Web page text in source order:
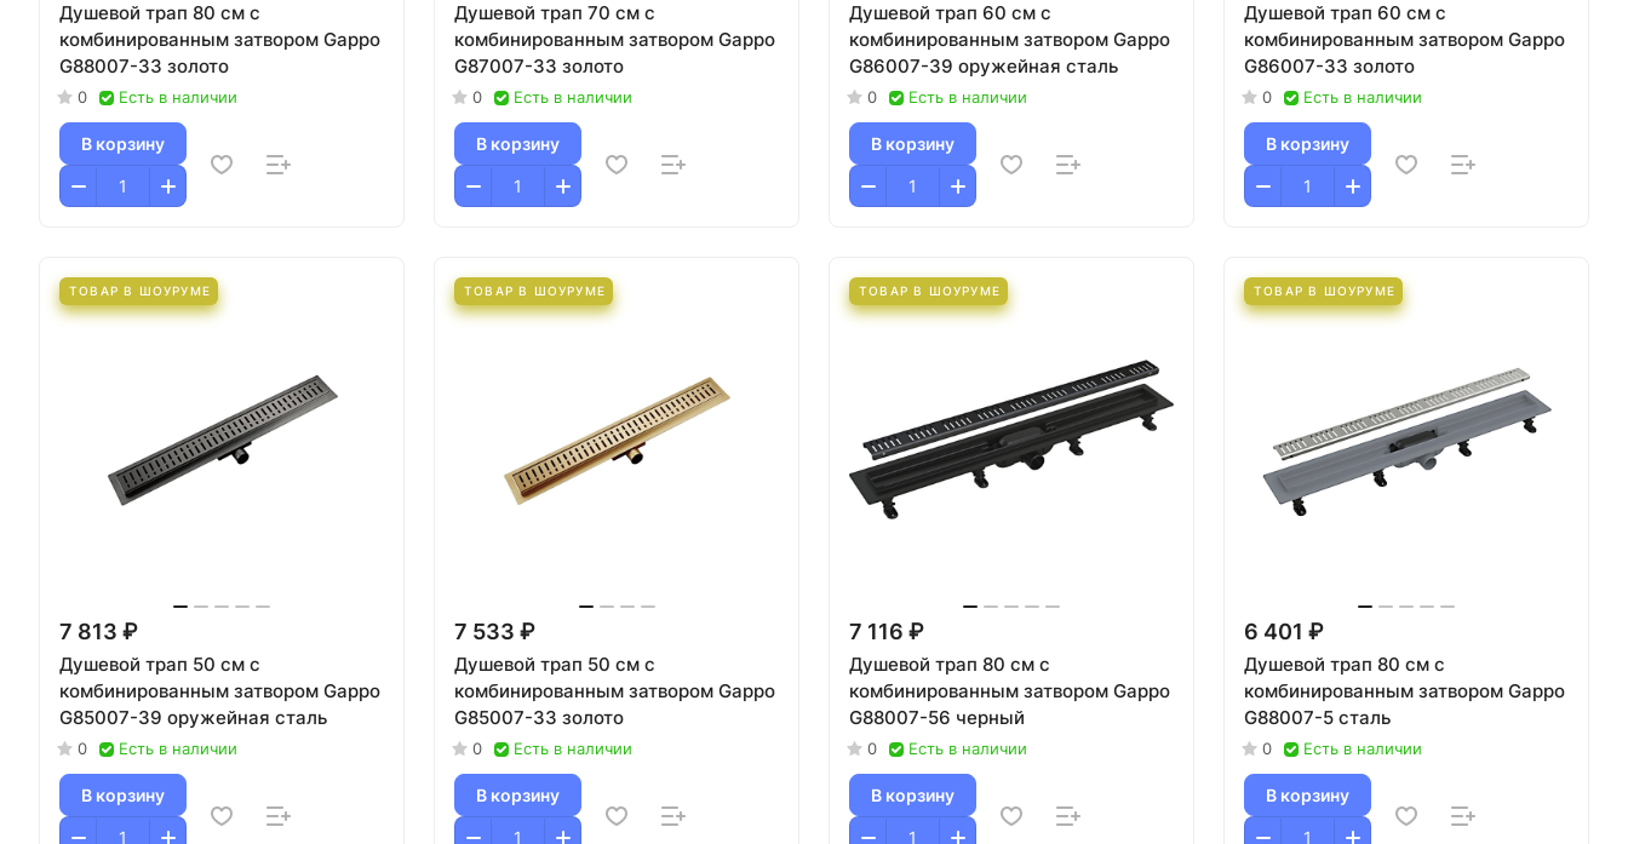
Душевой трап 80 см с
комбинированным затвором Gappo
G88007-33 золото
0 Есть в наличии
В корзину
Душевой трап 70 см с
комбинированным затвором Gappo
G87007-33 золото
0 Есть в наличии
В корзину
Душевой трап 60 см с
комбинированным затвором Gappo
G86007-39 оружейная сталь
0 Есть в наличии
В корзину
Душевой трап 60 см с
комбинированным затвором Gappo
G86007-33 золото
0 Есть в наличии
В корзину
ТОВАР В ШОУРУМЕ
7 813 ₽
Душевой трап 50 см с
комбинированным затвором Gappo
G85007-39 оружейная сталь
0 Есть в наличии
В корзину
ТОВАР В ШОУРУМЕ
7 533 ₽
Душевой трап 50 см с
комбинированным затвором Gappo
G85007-33 золото
0 Есть в наличии
В корзину
ТОВАР В ШОУРУМЕ
7 116 ₽
Душевой трап 80 см с
комбинированным затвором Gappo
G88007-56 черный
0 Есть в наличии
В корзину
ТОВАР В ШОУРУМЕ
6 401 ₽
Душевой трап 80 см с
комбинированным затвором Gappo
G88007-5 сталь
0 Есть в наличии
В корзину